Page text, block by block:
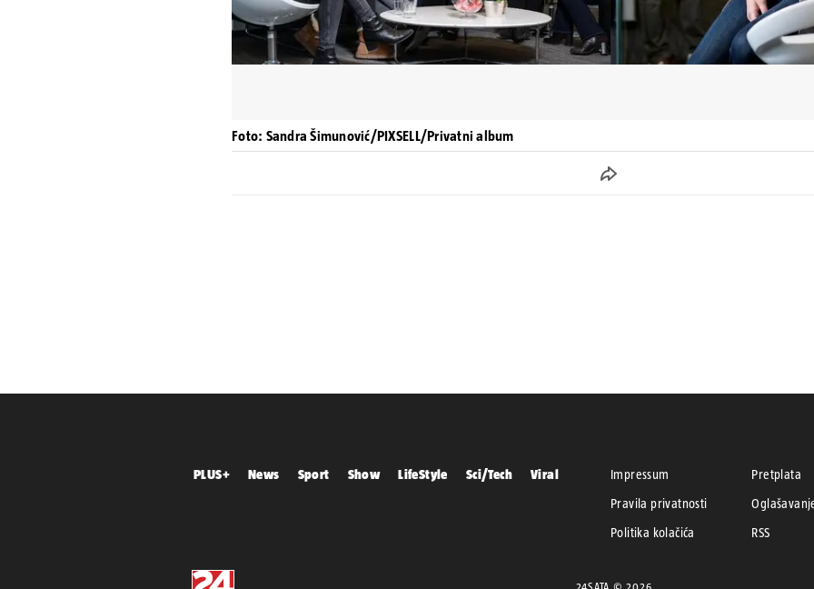
Foto: Sandra Šimunović/PIXSELL/Privatni album
PLUS+ News Sport Show LifeStyle Sci/Tech Viral Impressum Pretplata
Pravila privatnosti
Politika kolačića
RSS